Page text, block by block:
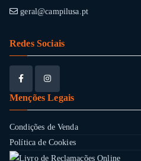
geral@campilusa.pt
Redes Sociais
Menções Legais
Condições de Venda
Política de Cookies